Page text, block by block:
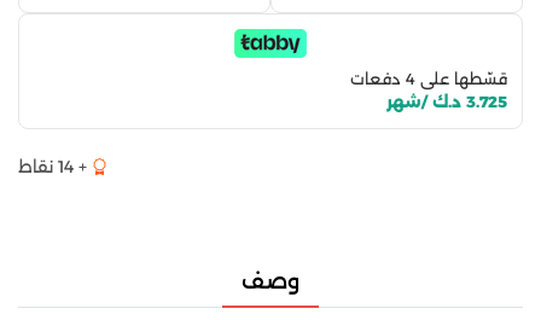
قسّطها على 4 دفعات
3.725 د.ك /شهر
+ 14 نقاط
وصف